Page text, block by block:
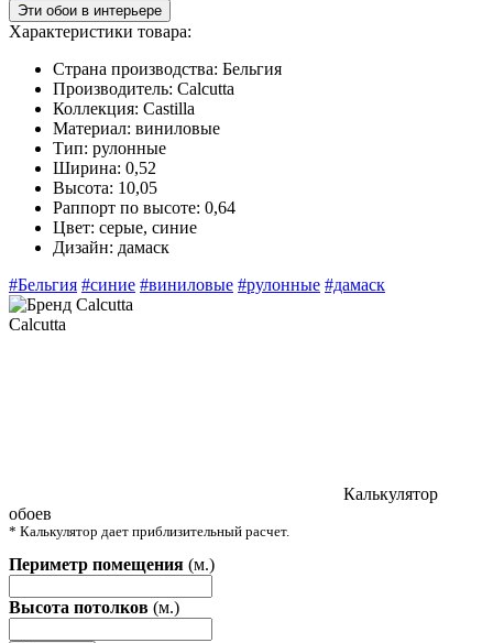
Эти обои в интерьере
Характеристики товара:
Страна производства: Бельгия
Производитель: Calcutta
Коллекция: Castilla
Материал: виниловые
Тип: рулонные
Ширина: 0,52
Высота: 10,05
Раппорт по высоте: 0,64
Цвет: серые, синие
Дизайн: дамаск
#Бельгия #синие #виниловые #рулонные #дамаск
Calcutta
Калькулятор
обоев
* Калькулятор дает приблизительный расчет.
Периметр помещения (м.)
Высота потолков (м.)